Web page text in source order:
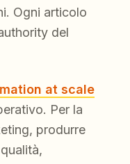
Ogni articolo
del
at scale
Per la
produrre